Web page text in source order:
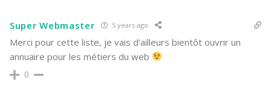
Super Webmaster 5 years ago
Merci pour cette liste, je vais d’ailleurs bientôt ouvrir un
annuaire pour les métiers du web
0